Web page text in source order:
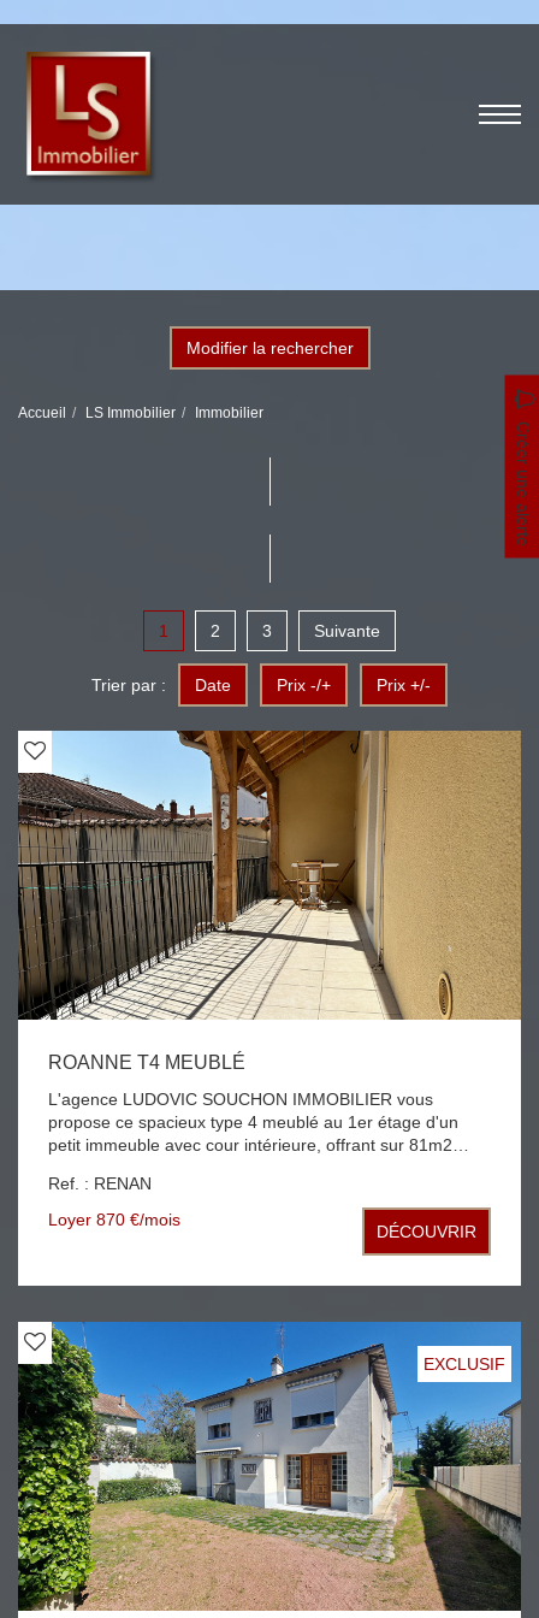
Modifier la rechercher
Accueil LS Immobilier Immobilier
Créer une alerte
1 2 3 Suivante
Trier par : Date Prix -/+ Prix +/-
ROANNE T4 MEUBLÉ
L'agence LUDOVIC SOUCHON IMMOBILIER vous
propose ce spacieux type 4 meublé au 1er étage d'un
petit immeuble avec cour intérieure, offrant sur 81m2
chambres avec rangements, séjour salon, salle de bains
et WC grande terrasse couverte pour profiter de
Ref. : RENAN
Loyer 870 €/mois
DÉCOUVRIR
EXCLUSIF